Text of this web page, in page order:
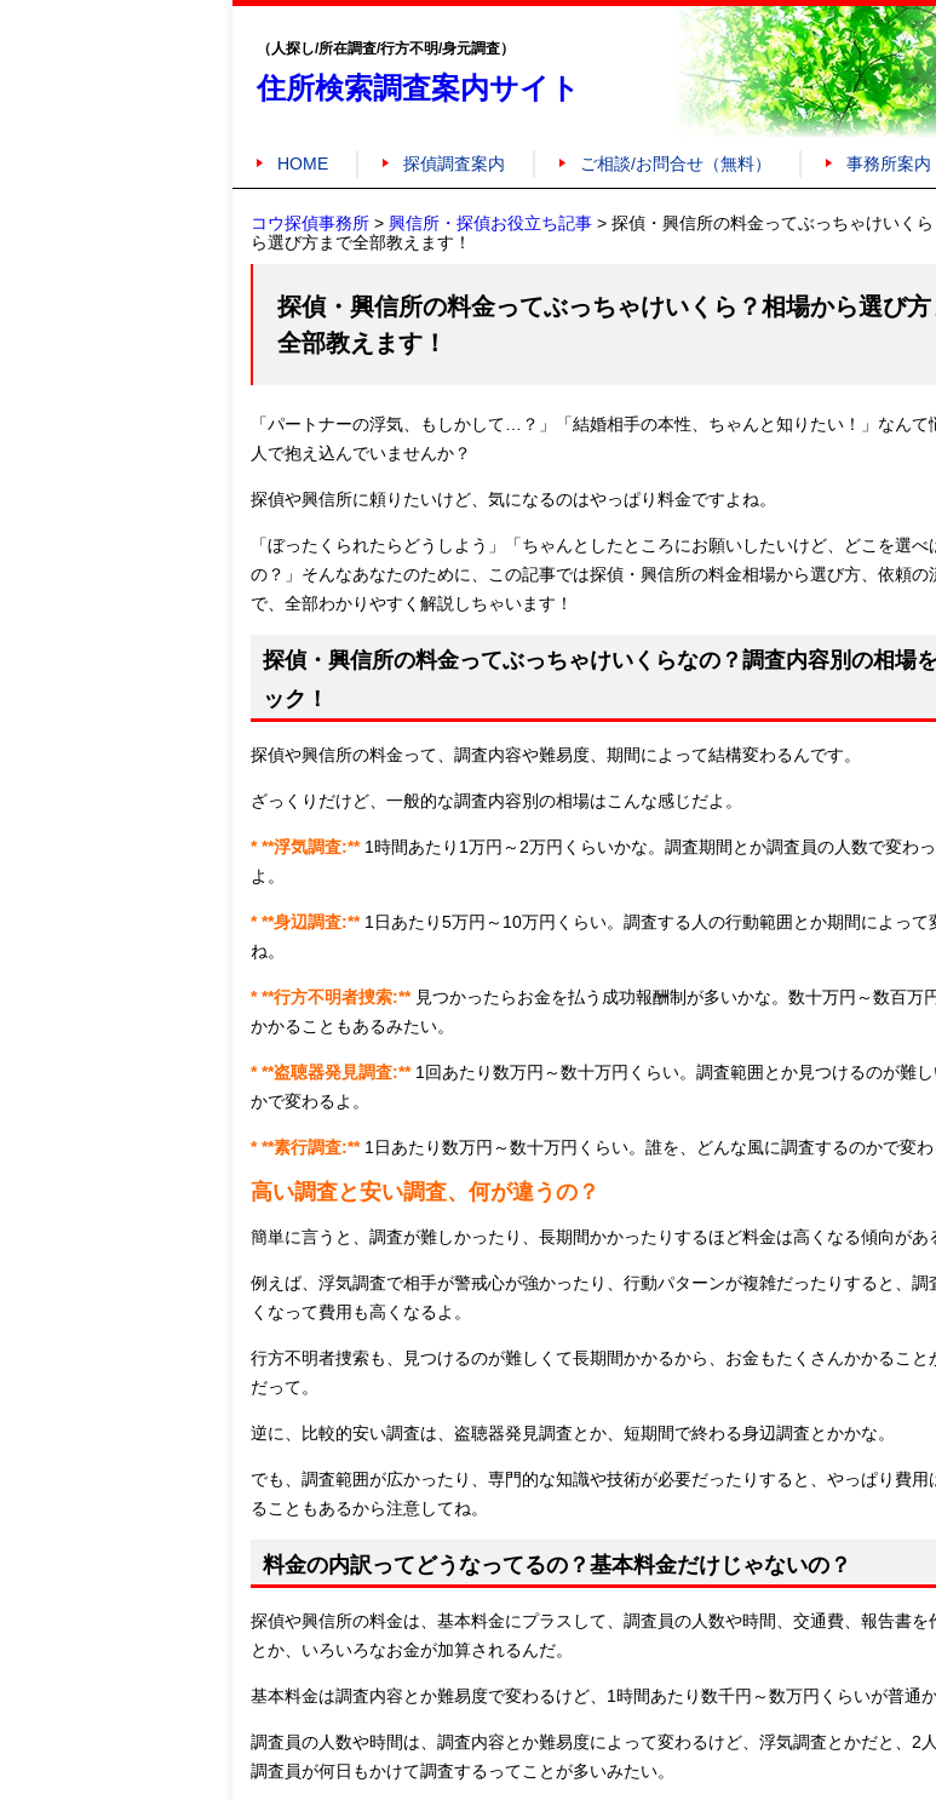
（人探し/所在調査/行方不明/身元調査）
住所検索調査案内サイト
HOME 探偵調査案内 ご相談/お問合せ（無料） 事務所案内
コウ探偵事務所 > 興信所・探偵お役立ち記事 > 探偵・興信所の料金ってぶっちゃけいく
ら選び方まで全部教えます！
探偵・興信所の料金ってぶっちゃけいくら？相場から選び
全部教えます！
「パートナーの浮気、もしかして…？」「結婚相手の本性、ちゃんと知りたい！」なんて
人で抱え込んでいませんか？
探偵や興信所に頼りたいけど、気になるのはやっぱり料金ですよね。
「ぼったくられたらどうしよう」「ちゃんとしたところにお願いしたいけど、どこを選べ
の？」そんなあなたのために、この記事では探偵・興信所の料金相場から選び方、依頼の
で、全部わかりやすく解説しちゃいます！
探偵・興信所の料金ってぶっちゃけいくらなの？調査内容別の相場
ック！
探偵や興信所の料金って、調査内容や難易度、期間によって結構変わるんです。
ざっくりだけど、一般的な調査内容別の相場はこんな感じだよ。
* **浮気調査:**1時間あたり1万円～2万円くらいかな。調査期間とか調査員の人数で変わ
よ。
* **身辺調査:** 1日あたり5万円～10万円くらい。調査する人の行動範囲とか期間によって
ね。
* **行方不明者捜索:** 見つかったらお金を払う成功報酬制が多いかな。数十万円～数百万
かかることもあるみたい。
* **盗聴器発見調査:**1回あたり数万円～数十万円くらい。調査範囲とか見つけるのが難し
かで変わるよ。
* **素行調査:** 1日あたり数万円～数十万円くらい。誰を、どんな風に調査するのかで変わ
高い調査と安い調査、何が違うの？
簡単に言うと、調査が難しかったり、長期間かかったりするほど料金は高くなる傾向があ
例えば、浮気調査で相手が警戒心が強かったり、行動パターンが複雑だったりすると、調
くなって費用も高くなるよ。
行方不明者捜索も、見つけるのが難しくて長期間かかるから、お金もたくさんかかること
だって。
逆に、比較的安い調査は、盗聴器発見調査とか、短期間で終わる身辺調査とかかな。
でも、調査範囲が広かったり、専門的な知識や技術が必要だったりすると、やっぱり費用
ることもあるから注意してね。
料金の内訳ってどうなってるの？基本料金だけじゃないの？
探偵や興信所の料金は、基本料金にプラスして、調査員の人数や時間、交通費、報告書を
とか、いろいろなお金が加算されるんだ。
基本料金は調査内容とか難易度で変わるけど、1時間あたり数千円～数万円くらいが普通か
調査員の人数や時間は、調査内容とか難易度によって変わるけど、浮気調査とかだと、2
調査員が何日もかけて調査するってことが多いみたい。